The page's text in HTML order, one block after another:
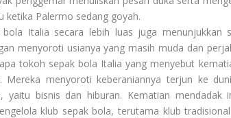
ketika Palermo sedang goyah.
bola Italia secara lebih luas juga menunjukkan
menyoroti usianya yang masih muda dan
tokoh sepak bola Italia yang menyebut
Mereka menyoroti keberaniannya terjun ke
yaitu bisnis dan hiburan. Kematian
klub sepak bola, terutama klub